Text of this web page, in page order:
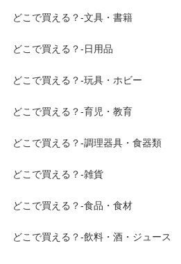
どこで買える？-文具・書籍
どこで買える？-日用品
どこで買える？-玩具・ホビー
どこで買える？-育児・教育
どこで買える？-調理器具・食器類
どこで買える？-雑貨
どこで買える？-食品・食材
どこで買える？-飲料・酒・ジュース